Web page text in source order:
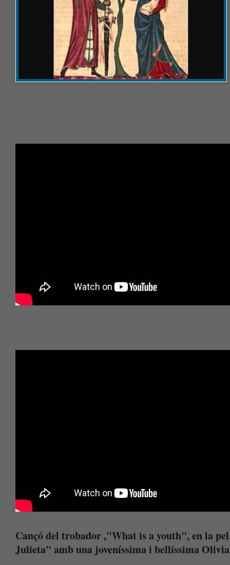
Cançó del trobador ,"What is a youth", en la
Julieta" amb una joveníssima i bellíssima Olivia